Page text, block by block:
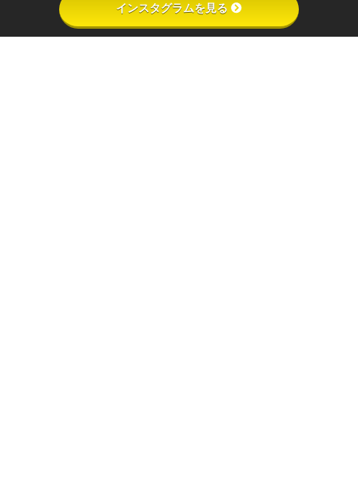
インスタグラムを見る キッチンカーを見る
インスタグラムを見る